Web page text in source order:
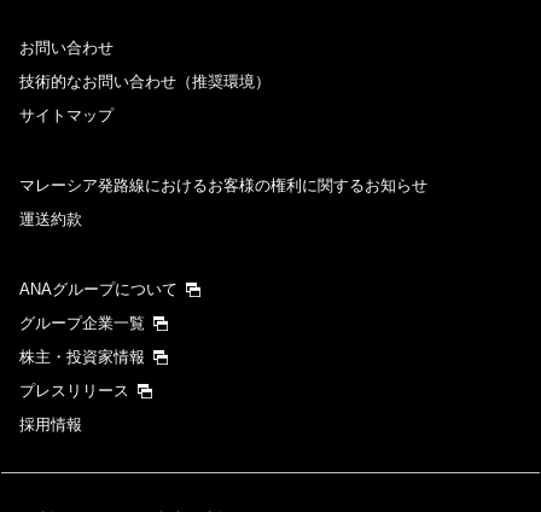
お問い合わせ
技術的なお問い合わせ（推奨環境）
サイトマップ
マレーシア発路線におけるお客様の権利に関するお知らせ
運送約款
ANAグループについて
グループ企業一覧
株主・投資家情報
プレスリリース
採用情報